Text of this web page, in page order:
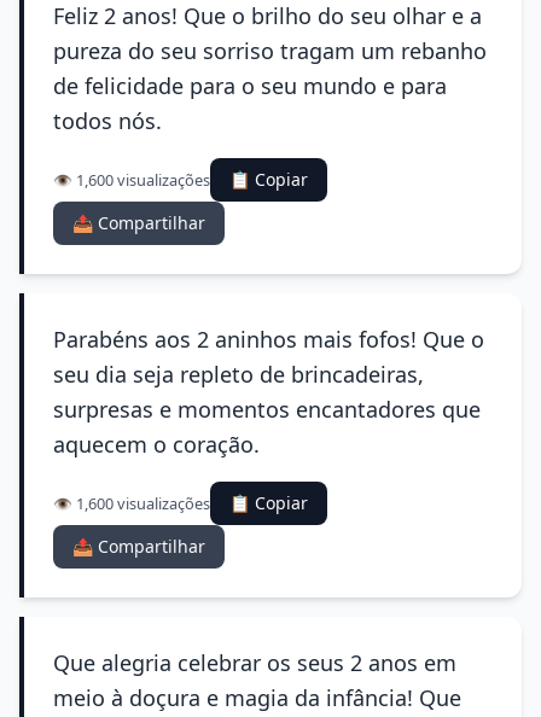
Feliz 2 anos! Que o brilho do seu olhar e a
pureza do seu sorriso tragam um rebanho
de felicidade para o seu mundo e para
todos nós.
👁️ 1,600 visualizações
📋 Copiar
📤 Compartilhar
Parabéns aos 2 aninhos mais fofos! Que o
seu dia seja repleto de brincadeiras,
surpresas e momentos encantadores que
aquecem o coração.
👁️ 1,600 visualizações
📋 Copiar
📤 Compartilhar
Que alegria celebrar os seus 2 anos em
meio à doçura e magia da infância! Que